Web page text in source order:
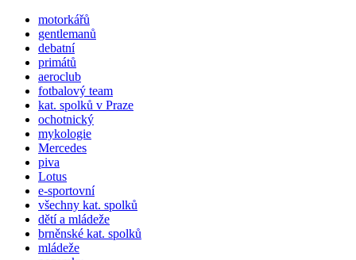
motorkářů
gentlemanů
debatní
primátů
aeroclub
fotbalový team
kat. spolků v Praze
ochotnický
mykologie
Mercedes
piva
Lotus
e-sportovní
všechny kat. spolků
dětí a mládeže
brněnské kat. spolků
mládeže